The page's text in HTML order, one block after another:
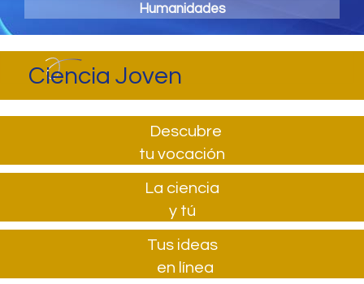
Humanidades
Ciencia Joven
Descubre
tu vocación
La ciencia
y tú
Tus ideas
en línea